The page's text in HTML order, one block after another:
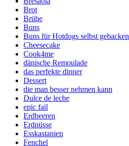
Brot
Brühe
Buns
Buns für Hotdogs selbst gebacken
Cheesecake
Cook4me
dänische Remoulade
das perfekte dinner
Dessert
die man besser nehmen kann
Dulce de leche
epic fail
Erdbeeren
Erdnüsse
Esskastanien
Fenchel